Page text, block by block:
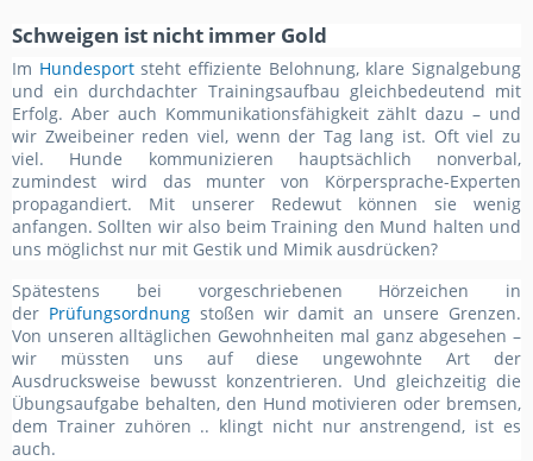
Schweigen ist nicht immer Gold
Im Hundesport steht effiziente Belohnung, klare Signalgebung
und ein durchdachter Trainingsaufbau gleichbedeutend mit
Erfolg. Aber auch Kommunikationsfähigkeit zählt dazu – und
wir Zweibeiner reden viel, wenn der Tag lang ist. Oft viel zu
viel. Hunde kommunizieren hauptsächlich nonverbal,
zumindest wird das munter von Körpersprache-Experten
propagandiert. Mit unserer Redewut können sie wenig
anfangen. Sollten wir also beim Training den Mund halten und
uns möglichst nur mit Gestik und Mimik ausdrücken?
Spätestens bei vorgeschriebenen Hörzeichen in
der Prüfungsordnung stoßen wir damit an unsere Grenzen.
Von unseren alltäglichen Gewohnheiten mal ganz abgesehen –
wir müssten uns auf diese ungewohnte Art der
Ausdrucksweise bewusst konzentrieren. Und gleichzeitig die
Übungsaufgabe behalten, den Hund motivieren oder bremsen,
dem Trainer zuhören .. klingt nicht nur anstrengend, ist es
auch.